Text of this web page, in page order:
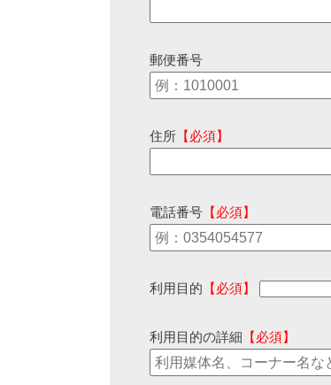
郵便番号
住所 【必須】
電話番号 【必須】
利用目的 【必須】
利用目的の詳細 【必須】